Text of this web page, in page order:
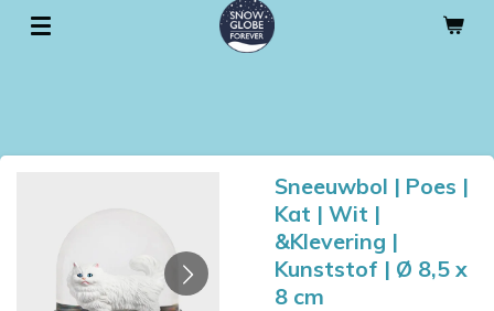
Sneeuwbol | Poes |
Kat | Wit |
&Klevering |
Kunststof | Ø 8,5 x
8 cm